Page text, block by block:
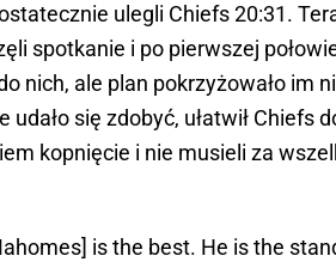
ulegli Chiefs 20:31.
spotkanie i po pierwszej
nich, ale plan pokrzyżowało im
udało się zdobyć, ułatwił Chiefs
kopnięcie i nie musieli za
is the best. He is the